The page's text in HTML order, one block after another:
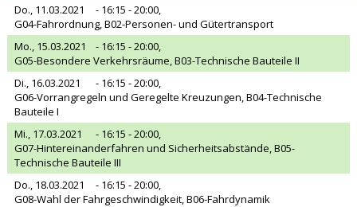
Do., 11.03.2021
- 16:15 - 20:00,
G04-Fahrordnung, B02-Personen- und Gütertransport
Mo., 15.03.2021
- 16:15 - 20:00,
G05-Besondere Verkehrsräume, B03-Technische Bauteile II
Di., 16.03.2021
- 16:15 - 20:00,
G06-Vorrangregeln und Geregelte Kreuzungen, B04-Technische
Bauteile I
Mi., 17.03.2021
- 16:15 - 20:00,
G07-Hintereinanderfahren und Sicherheitsabstände, B05-
Technische Bauteile III
Do., 18.03.2021
- 16:15 - 20:00,
G08-Wahl der Fahrgeschwindigkeit, B06-Fahrdynamik